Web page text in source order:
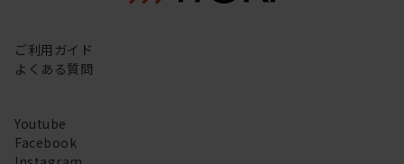
ご利用ガイド
よくある質問
Youtube
Facebook